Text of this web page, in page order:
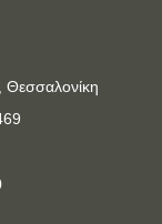
Θεσσαλονίκη